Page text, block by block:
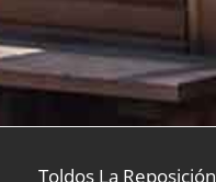
Toldos La Reposición